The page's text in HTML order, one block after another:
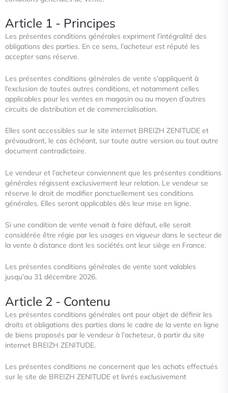
Article 1 - Principes
Les présentes conditions générales expriment l’intégralité des
obligations des parties. En ce sens, l’acheteur est réputé les
accepter sans réserve.
Les présentes conditions générales de vente s’appliquent à
l’exclusion de toutes autres conditions, et notamment celles
applicables pour les ventes en magasin ou au moyen d’autres
circuits de distribution et de commercialisation.
Elles sont accessibles sur le site internet BREIZH ZENITUDE et
prévaudront, le cas échéant, sur toute autre version ou tout autre
document contradictoire.
Le vendeur et l’acheteur conviennent que les présentes conditions
générales régissent exclusivement leur relation. Le vendeur se
réserve le droit de modifier ponctuellement ses conditions
générales. Elles seront applicables dès leur mise en ligne.
Si une condition de vente venait à faire défaut, elle serait
considérée être régie par les usages en vigueur dans le secteur de
la vente à distance dont les sociétés ont leur siège en France.
Les présentes conditions générales de vente sont valables
jusqu’au 31 décembre 2026.
Article 2 - Contenu
Les présentes conditions générales ont pour objet de définir les
droits et obligations des parties dans le cadre de la vente en ligne
de biens proposés par le vendeur à l’acheteur, à partir du site
internet BREIZH ZENITUDE.
Les présentes conditions ne concernent que les achats effectués
sur le site de BREIZH ZENITUDE et livrés exclusivement